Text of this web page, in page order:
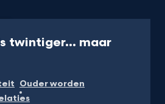
twintiger… maar
Ouder worden